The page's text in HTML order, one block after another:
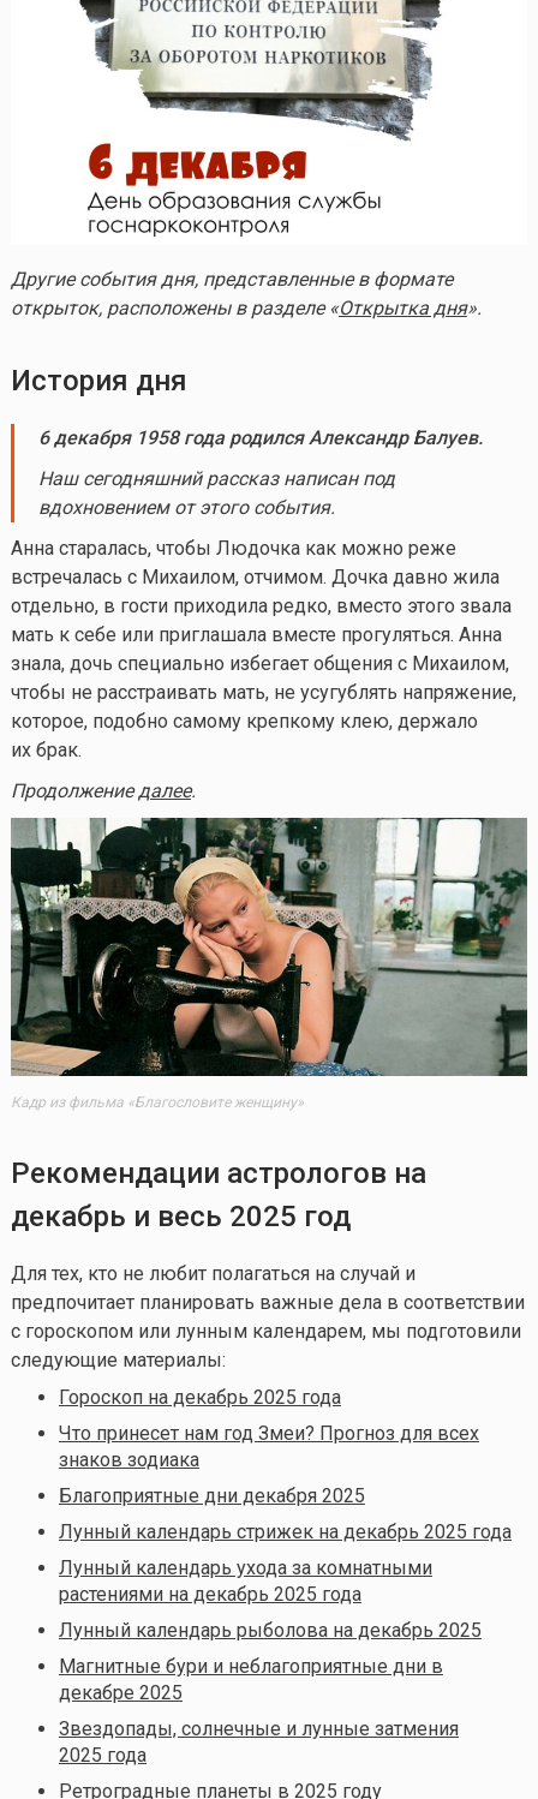
Другие события дня, представленные в формате
открыток, расположены в разделе «Открытка дня».
История дня
6 декабря 1958 года родился Александр Балуев.
Наш сегодняшний рассказ написан под
вдохновением от этого события.
Анна старалась, чтобы Людочка как можно реже
встречалась с Михаилом, отчимом. Дочка давно жила
отдельно, в гости приходила редко, вместо этого звала
мать к себе или приглашала вместе прогуляться. Анна
знала, дочь специально избегает общения с Михаилом,
чтобы не расстраивать мать, не усугублять напряжение,
которое, подобно самому крепкому клею, держало
их брак.
Продолжениедалее.
Кадр из фильма «Благословите женщину»
Рекомендации астрологов на
декабрь и весь 2025 год
Для тех, кто не любит полагаться на случай и
предпочитает планировать важные дела в соответствии
с гороскопом или лунным календарем, мы подготовили
следующие материалы:
Гороскоп на декабрь 2025 года
Что принесет нам год Змеи? Прогноз для всех
знаков зодиака
Благоприятные дни декабря 2025
Лунный календарь стрижек на декабрь 2025 года
Лунный календарь ухода за комнатными
растениями на декабрь 2025 года
Лунный календарь рыболова на декабрь 2025
Магнитные бури и неблагоприятные дни в
декабре 2025
Звездопады, солнечные и лунные затмения
2025 года
Ретроградные планеты в 2025 году